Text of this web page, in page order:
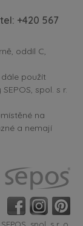
+420 567
oddíl C,
použít
spol. s r.
na
a nemají
spol. s r. o.